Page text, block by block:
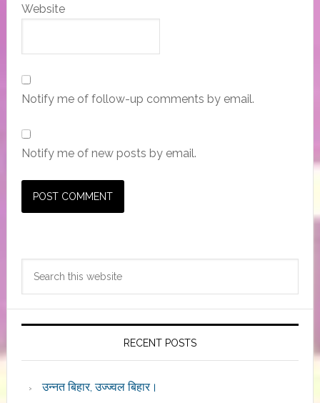
Website
Notify me of follow-up comments by email.
Notify me of new posts by email.
Primary
Sidebar
RECENT POSTS
उन्नत बिहार, उज्ज्वल बिहार।